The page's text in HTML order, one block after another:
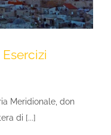
Meridionale, don
di [...]